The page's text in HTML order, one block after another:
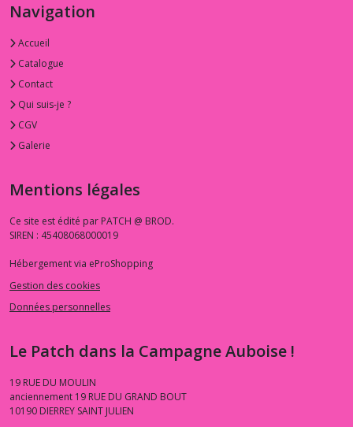
Navigation
Accueil
Catalogue
Contact
Qui suis-je ?
CGV
Galerie
Mentions légales
Ce site est édité par PATCH @ BROD.
SIREN : 45408068000019
Hébergement via eProShopping
Gestion des cookies
Données personnelles
Le Patch dans la Campagne Auboise !
19 RUE DU MOULIN
anciennement 19 RUE DU GRAND BOUT
10190 DIERREY SAINT JULIEN